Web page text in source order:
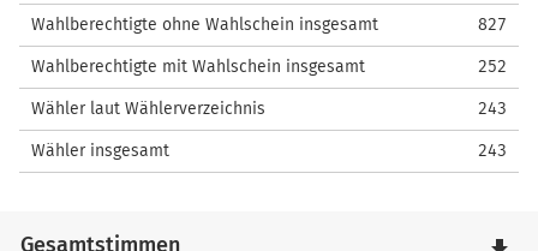
Wahlberechtigte ohne Wahlschein insgesamt 827
Wahlberechtigte mit Wahlschein insgesamt 252
Wähler laut Wählerverzeichnis 243
Wähler insgesamt 243
Gesamtstimmen